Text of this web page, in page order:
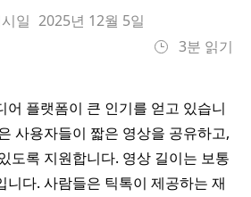
일 2025년 12월 5일
3분 읽기
어 플랫폼이 큰 인기를 얻고 있습니
사용자들이 짧은 영상을 공유하고,
도록 지원합니다. 영상 길이는 보통
니다. 사람들은 틱톡이 제공하는 재